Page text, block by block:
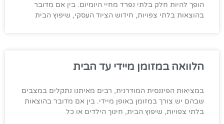
הופך להיות חלק בלתי נפרד מחיי היומיום. בין אם מדובר
בהוצאות בלתי צפויות, חידוש הציוד העסקי, שיפוץ הבית
הלוואה במזומן מיידי עד הבית
במציאות הפיננסית המודרנית, רבים מאיתנו נתקלים במצבים
שבהם יש צורך במזומן באופן מיידי. בין אם מדובר בהוצאות
בלתי צפויות, שיפוץ הבית, חינוך הילדים או כל